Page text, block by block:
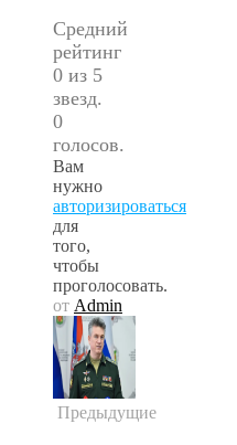
Средний
рейтинг
0 из 5
звезд.
0
голосов.
Вам
нужно
авторизироваться
для
того,
чтобы
проголосовать.
от Admin
Предыдущие